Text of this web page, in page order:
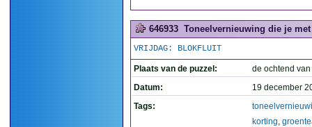
646933 Toneelvernieuwing die je
VRIJDAG: BLOKFLUIT
Plaats van de puzzel:
de ochtend van
Datum:
19 december
Tags:
korting,